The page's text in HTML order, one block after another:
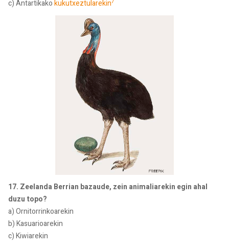
c) Antartikakokukutxeztularekin
17. Zeelanda Berrian bazaude, zein animaliarekin egin ahal
duzu topo?
a) Ornitorrinkoarekin
b) Kasuarioarekin
c) Kiwiarekin